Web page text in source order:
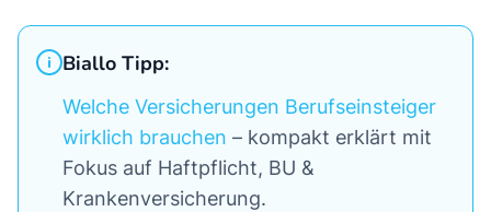
Biallo Tipp:
Welche Versicherungen Berufseinsteiger
wirklich brauchen – kompakt erklärt mit
Fokus auf Haftpflicht, BU &
Krankenversicherung.